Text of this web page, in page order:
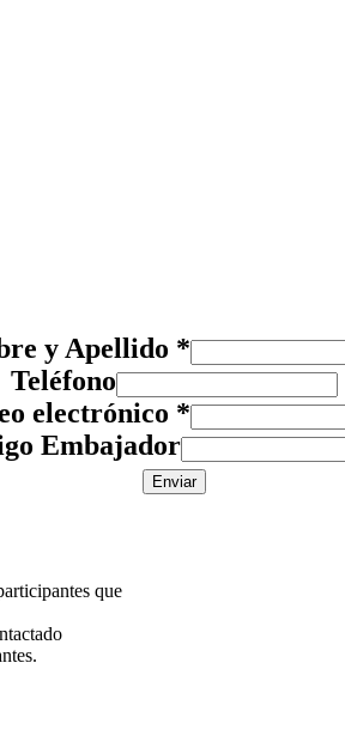
y Apellido *
Teléfono
electrónico *
Embajador
Enviar
que